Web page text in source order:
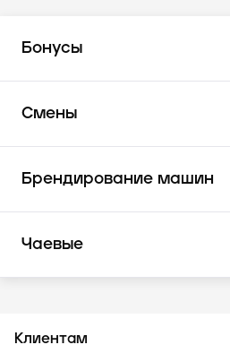
Бонусы
Смены
Брендирование машин
Чаевые
Клиентам